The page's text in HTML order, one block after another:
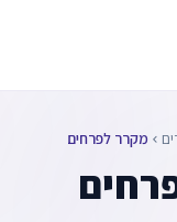
chevron_left מקרר לפרחים